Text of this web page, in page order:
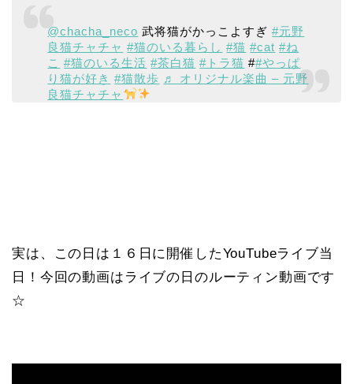
@chacha_neco 武将猫がかっこよすぎ#元野
良猫チャチャ #猫のいる暮らし #猫 #cat #ね
こ
#猫のいる生活 #茶白猫 #トラ猫 ##やっぱ
り猫が好き #猫散歩 ♬ オリジナル楽曲 – 元野
良猫チャチャ
実は、この日は１６日に開催したYouTubeライブ当
日！今回の動画はライブの日のルーティン動画です
☆